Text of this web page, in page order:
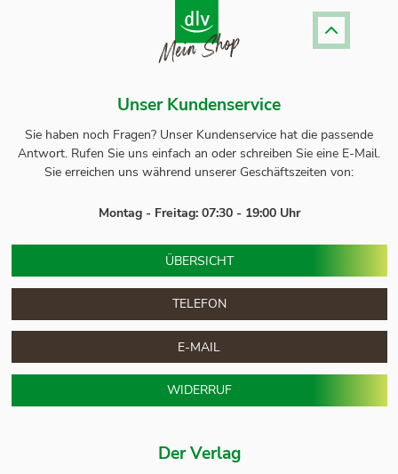
Der Verlag
Unser Kundenservice
Sie haben noch Fragen? Unser Kundenservice hat die passende
Antwort. Rufen Sie uns einfach an oder schreiben Sie eine E-Mail.
Sie erreichen uns während unserer Geschäftszeiten von:
Montag - Freitag: 07:30 - 19:00 Uhr
ÜBERSICHT
TELEFON
E-MAIL
WIDERRUF